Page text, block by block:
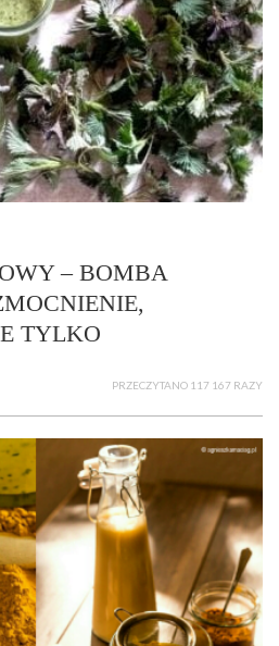
– BOMBA
TYLKO
PRZECZYTANO 117 167 RAZY